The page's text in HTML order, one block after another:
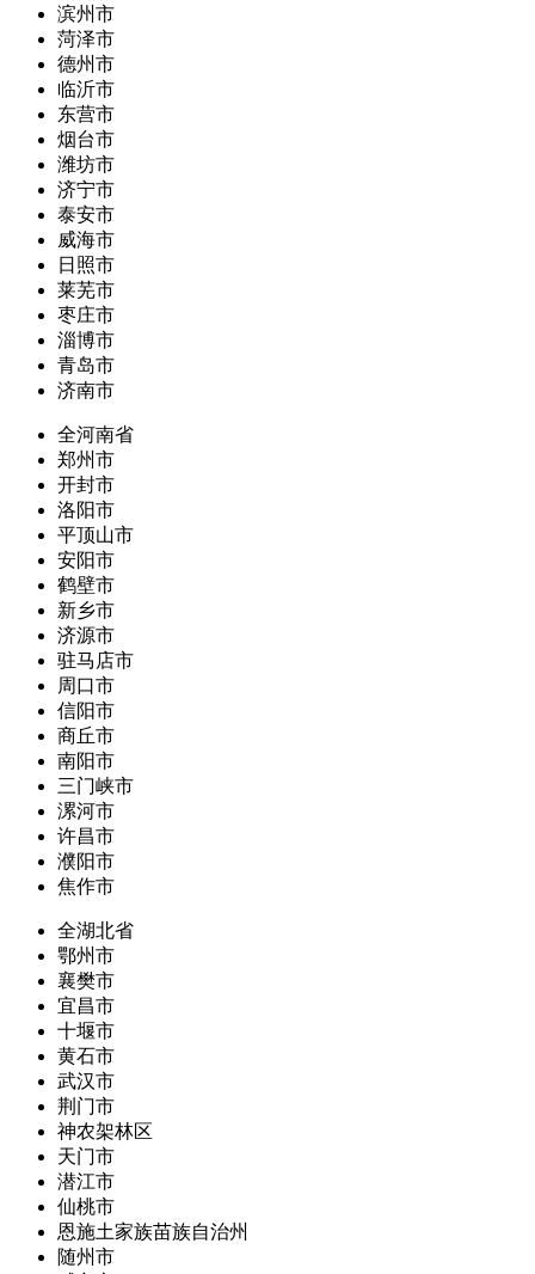
滨州市
菏泽市
德州市
临沂市
东营市
烟台市
潍坊市
济宁市
泰安市
威海市
日照市
莱芜市
枣庄市
淄博市
青岛市
济南市
全河南省
郑州市
开封市
洛阳市
平顶山市
安阳市
鹤壁市
新乡市
济源市
驻马店市
周口市
信阳市
商丘市
南阳市
三门峡市
漯河市
许昌市
濮阳市
焦作市
全湖北省
鄂州市
襄樊市
宜昌市
十堰市
黄石市
武汉市
荆门市
神农架林区
天门市
潜江市
仙桃市
恩施土家族苗族自治州
随州市